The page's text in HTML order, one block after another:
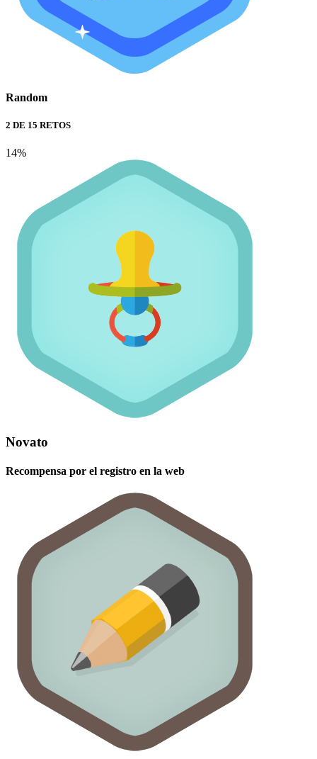
Random
2 DE 15 RETOS
14%
Novato
Recompensa por el registro en la web